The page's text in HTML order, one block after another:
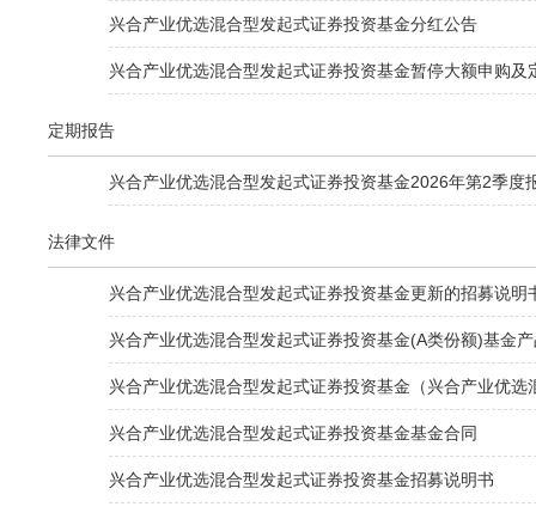
兴合产业优选混合型发起式证券投资基金分红公告
兴合产业优选混合型发起式证券投资基金暂停大额申购及
定期报告
兴合产业优选混合型发起式证券投资基金2026年第2季度
法律文件
兴合产业优选混合型发起式证券投资基金更新的招募说明
兴合产业优选混合型发起式证券投资基金(A类份额)基金
兴合产业优选混合型发起式证券投资基金（兴合产业优
兴合产业优选混合型发起式证券投资基金基金合同
兴合产业优选混合型发起式证券投资基金招募说明书